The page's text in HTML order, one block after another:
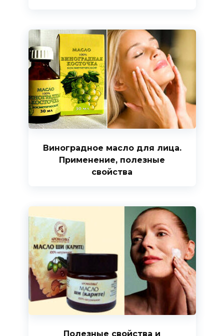
Виноградное масло для лица.
Применение, полезные
свойства
Полезные свойства и